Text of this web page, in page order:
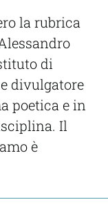
la rubrica
di
divulgatore
poetica e in
Il
è